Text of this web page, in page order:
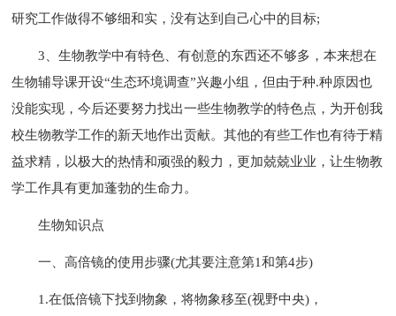
研究工作做得不够细和实，没有达到自己心中的目标;
3、生物教学中有特色、有创意的东西还不够多，本来想在
生物辅导课开设“生态环境调查”兴趣小组，但由于种.种原因也
没能实现，今后还要努力找出一些生物教学的特色点，为开创我
校生物教学工作的新天地作出贡献。其他的有些工作也有待于精
益求精，以极大的热情和顽强的毅力，更加兢兢业业，让生物教
学工作具有更加蓬勃的生命力。
生物知识点
一、高倍镜的使用步骤(尤其要注意第1和第4步)
1.在低倍镜下找到物象，将物象移至(视野中央)，